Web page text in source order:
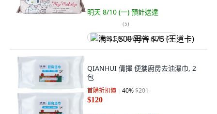
明天 8/10 (一) 預計送達
(5)
满 $1,500 再省 $75 (王道卡)
QIANHUI 倩揮 便攜廚房去油濕巾, 2
包
首購折扣價 40%$201
$120